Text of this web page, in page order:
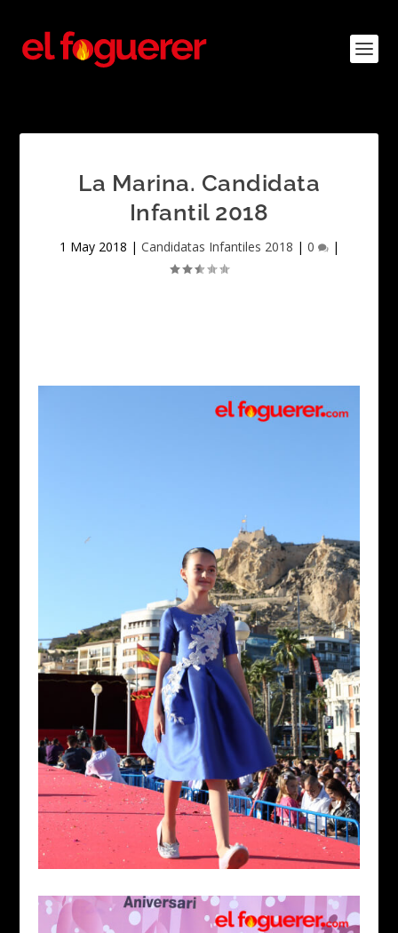
La Marina. Candidata
Infantil 2018
1 May 2018 | Candidatas Infantiles 2018 | 0 |